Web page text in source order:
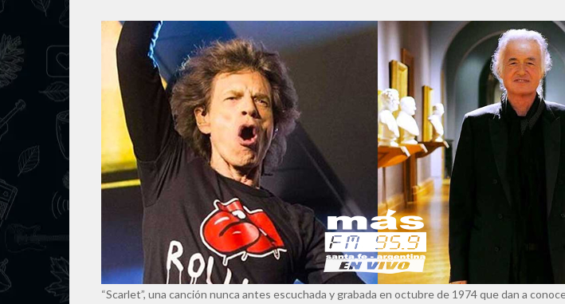
“Scarlet”, una canción nunca antes escuchada y grabada en octubre de 1974 que dan a